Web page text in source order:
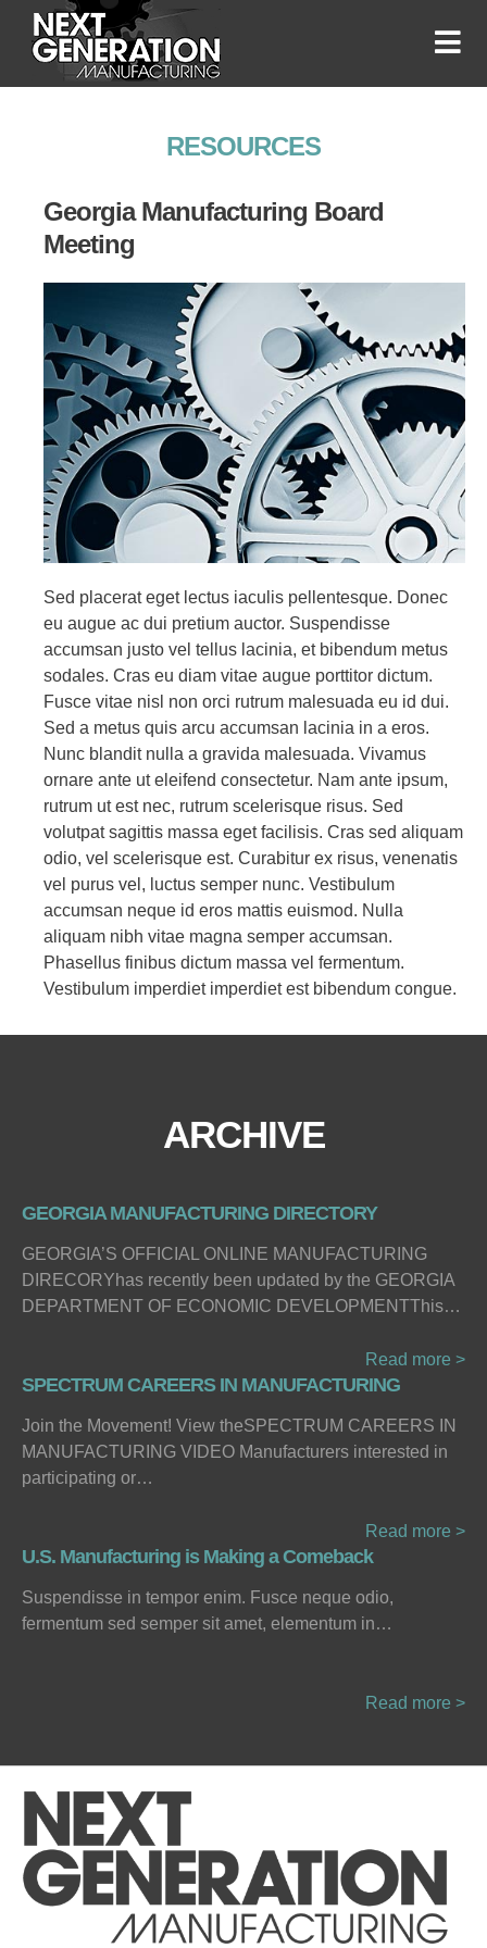
RESOURCES
Georgia Manufacturing Board
Meeting
Sed placerat eget lectus iaculis pellentesque. Donec
eu augue ac dui pretium auctor. Suspendisse
accumsan justo vel tellus lacinia, et bibendum metus
sodales. Cras eu diam vitae augue porttitor dictum.
Fusce vitae nisl non orci rutrum malesuada eu id dui.
Sed a metus quis arcu accumsan lacinia in a eros.
Nunc blandit nulla a gravida malesuada. Vivamus
ornare ante ut eleifend consectetur. Nam ante ipsum,
rutrum ut est nec, rutrum scelerisque risus. Sed
volutpat sagittis massa eget facilisis. Cras sed aliquam
odio, vel scelerisque est. Curabitur ex risus, venenatis
vel purus vel, luctus semper nunc. Vestibulum
accumsan neque id eros mattis euismod. Nulla
aliquam nibh vitae magna semper accumsan.
Phasellus finibus dictum massa vel fermentum.
Vestibulum imperdiet imperdiet est bibendum congue.
ARCHIVE
GEORGIA MANUFACTURING DIRECTORY
GEORGIA’S OFFICIAL ONLINE MANUFACTURING
DIRECORYhas recently been updated by the GEORGIA
DEPARTMENT OF ECONOMIC DEVELOPMENTThis…
Read more >
SPECTRUM CAREERS IN MANUFACTURING
Join the Movement! View theSPECTRUM CAREERS IN
MANUFACTURING VIDEO Manufacturers interested in
participating or…
Read more >
U.S. Manufacturing is Making a Comeback
Suspendisse in tempor enim. Fusce neque odio,
fermentum sed semper sit amet, elementum in…
Read more >